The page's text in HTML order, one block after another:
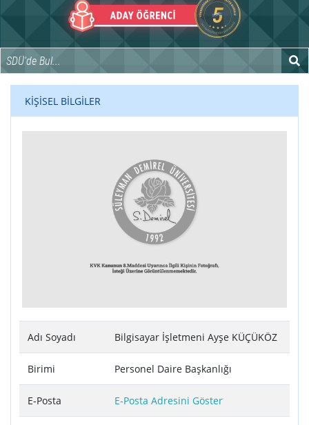
INTERNATIONAL
KİŞİSEL BİLGİLER
Adı Soyadı Bilgisayar İşletmeni Ayşe KÜÇÜKÖZ
Birimi Personel Daire Başkanlığı
E-Posta E-Posta Adresini Göster